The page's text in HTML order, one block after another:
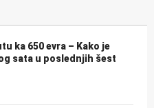
ka 650 evra – Kako je
sata u poslednjih šest